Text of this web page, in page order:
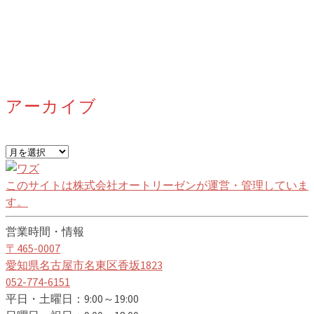
アーカイブ
ア
ー
カ
イ
ブ
このサイトは株式会社オートリーゼンが運営・管理していま
す。
営業時間・情報
〒465-0007
愛知県名古屋市名東区香坂1823
052-774-6151
平日・土曜日：9:00～19:00